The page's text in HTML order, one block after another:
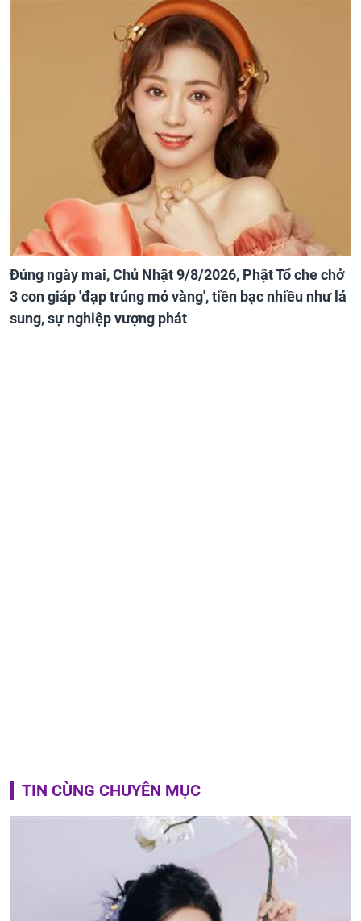
Đúng ngày mai, Chủ Nhật 9/8/2026, Phật Tổ che chở
3 con giáp 'đạp trúng mỏ vàng', tiền bạc nhiều như lá
sung, sự nghiệp vượng phát
TIN CÙNG CHUYÊN MỤC